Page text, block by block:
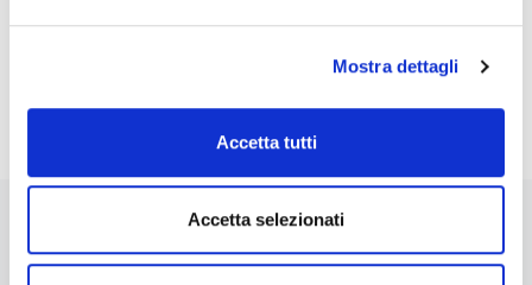
Mostra dettagli
Accetta tutti
Accetta selezionati
Stai navigando la versione beta di 0-10x / Innovation